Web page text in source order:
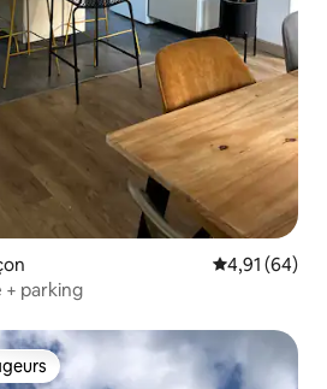
Évaluation
4,91 (64)
parking
les plus appréciés